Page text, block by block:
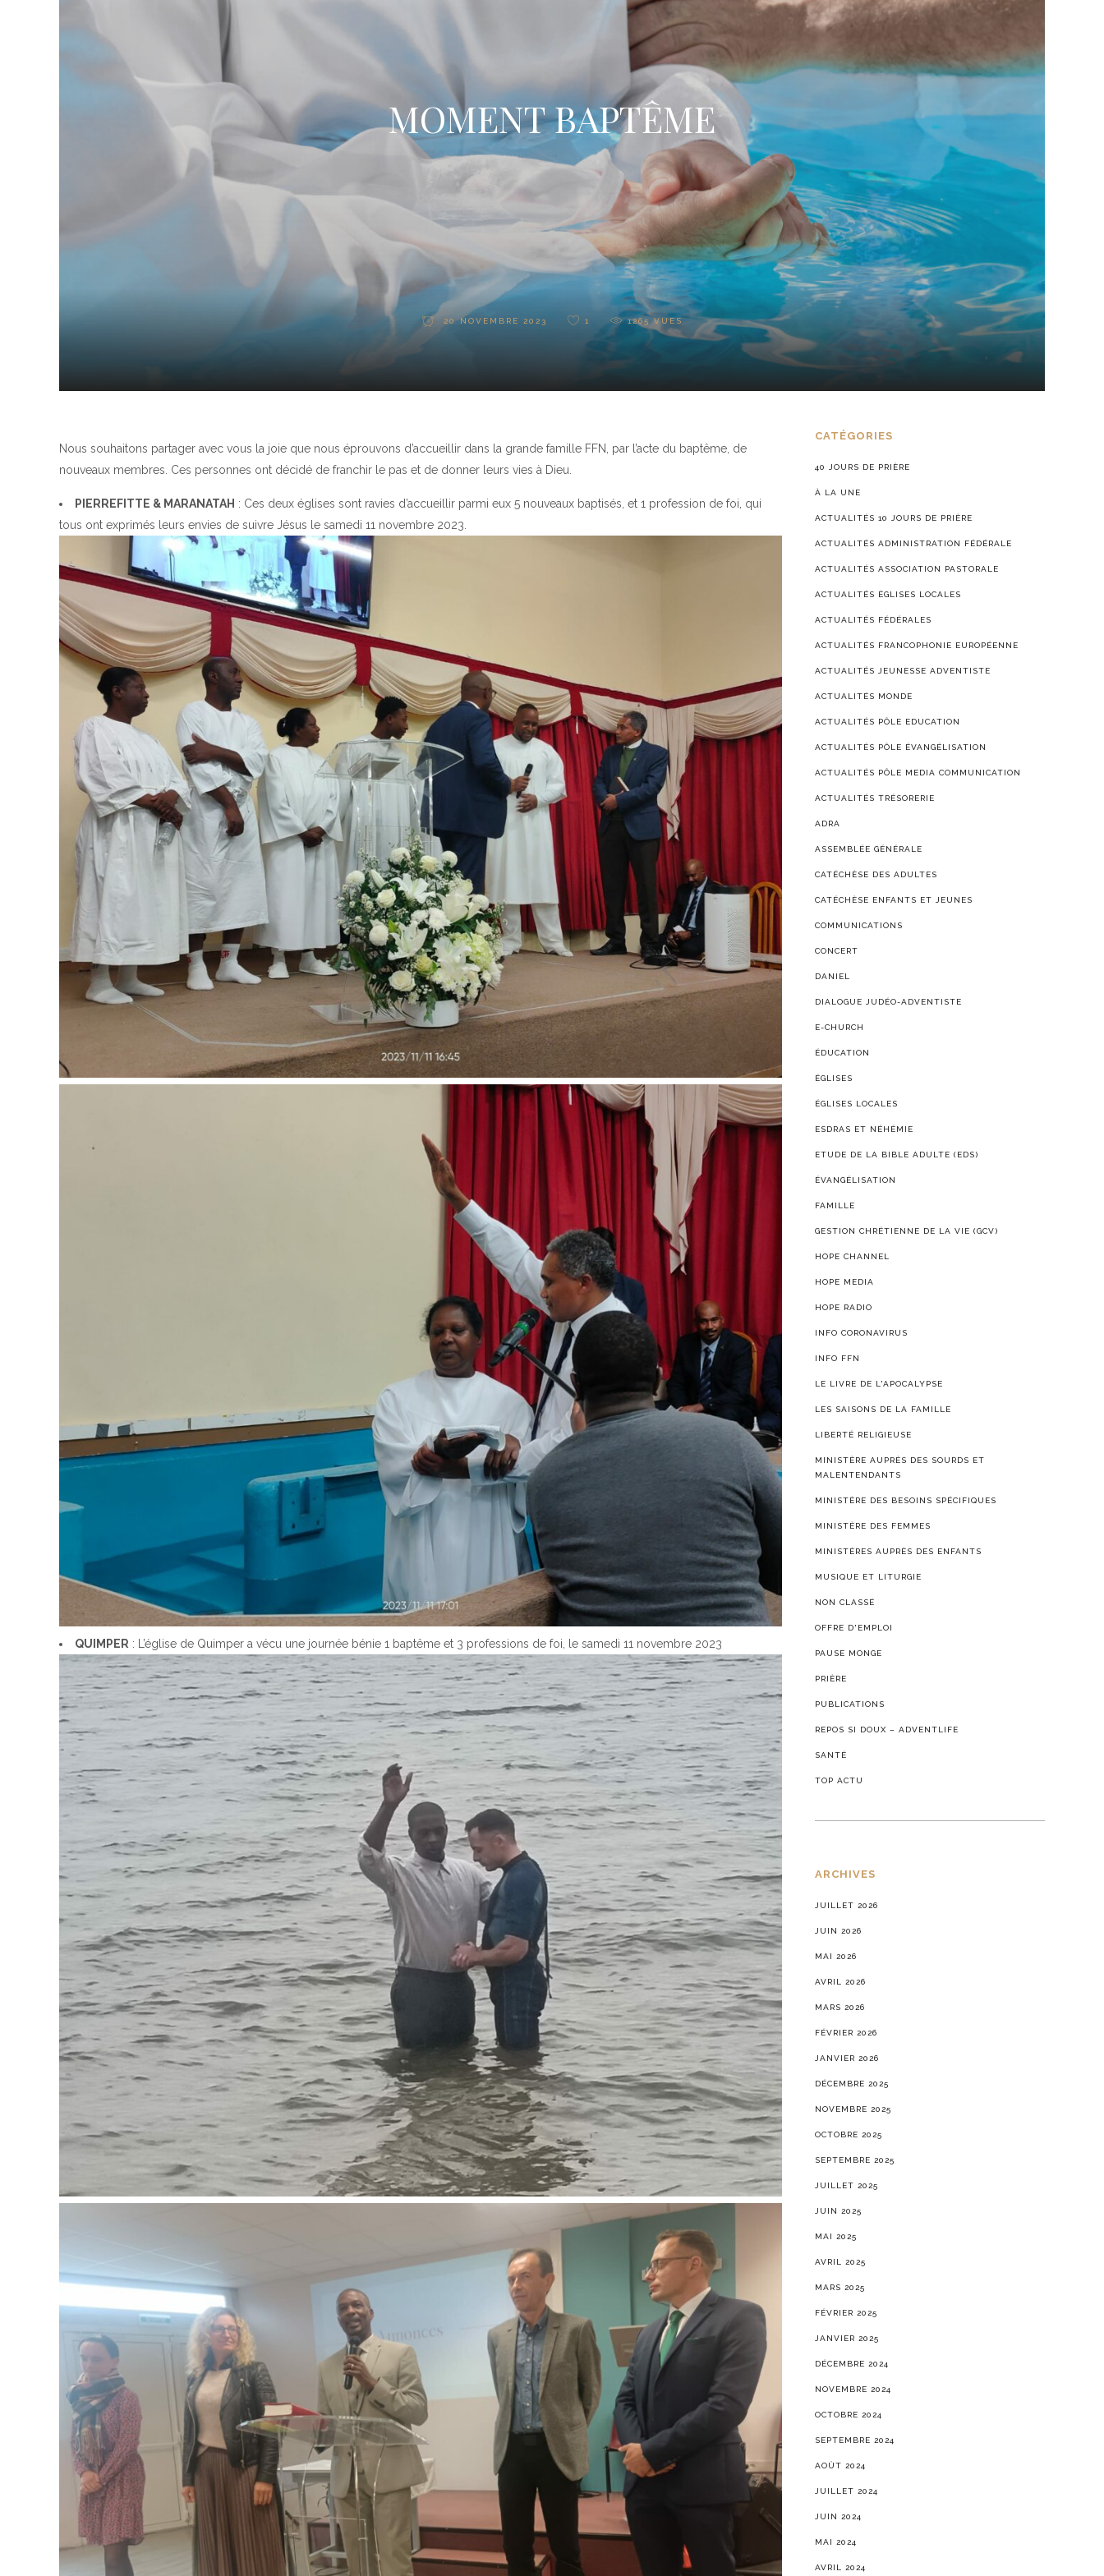
MOMENT BAPTÊME
20 NOVEMBRE 2023 1 1265 VUES
Nous souhaitons partager avec vous la joie que nous éprouvons d’accueillir dans la grande famille FFN, par l’acte du baptême, de
nouveaux membres. Ces personnes ont décidé de franchir le pas et de donner leurs vies à Dieu.
PIERREFITTE & MARANATAH : Ces deux églises sont ravies d’accueillir parmi eux 5 nouveaux baptisés, et 1 profession de foi, qui
tous ont exprimés leurs envies de suivre Jésus le samedi 11 novembre 2023.
QUIMPER : L’église de Quimper a vécu une journée bénie 1 baptême et 3 professions de foi, le samedi 11 novembre 2023
CATÉGORIES
40 JOURS DE PRIÈRE
À LA UNE
ACTUALITÉS 10 JOURS DE PRIÈRE
ACTUALITÉS ADMINISTRATION FÉDÉRALE
ACTUALITÉS ASSOCIATION PASTORALE
ACTUALITÉS ÉGLISES LOCALES
ACTUALITÉS FÉDÉRALES
ACTUALITÉS FRANCOPHONIE EUROPÉENNE
ACTUALITÉS JEUNESSE ADVENTISTE
ACTUALITÉS MONDE
ACTUALITÉS PÔLE EDUCATION
ACTUALITÉS PÔLE ÉVANGÉLISATION
ACTUALITÉS PÔLE MEDIA COMMUNICATION
ACTUALITÉS TRÉSORERIE
ADRA
ASSEMBLÉE GÉNÉRALE
CATÉCHÈSE DES ADULTES
CATÉCHÈSE ENFANTS ET JEUNES
COMMUNICATIONS
CONCERT
DANIEL
DIALOGUE JUDÉO-ADVENTISTE
E-CHURCH
ÉDUCATION
ÉGLISES
ÉGLISES LOCALES
ESDRAS ET NÉHÉMIE
ETUDE DE LA BIBLE ADULTE (EDS)
ÉVANGÉLISATION
FAMILLE
GESTION CHRÉTIENNE DE LA VIE (GCV)
HOPE CHANNEL
HOPE MEDIA
HOPE RADIO
INFO CORONAVIRUS
INFO FFN
LE LIVRE DE L'APOCALYPSE
LES SAISONS DE LA FAMILLE
LIBERTÉ RELIGIEUSE
MINISTÈRE AUPRÈS DES SOURDS ET
MALENTENDANTS
MINISTÈRE DES BESOINS SPÉCIFIQUES
MINISTÈRE DES FEMMES
MINISTÈRES AUPRÈS DES ENFANTS
MUSIQUE ET LITURGIE
NON CLASSÉ
OFFRE D'EMPLOI
PAUSE MONGE
PRIÈRE
PUBLICATIONS
REPOS SI DOUX – ADVENTLIFE
SANTÉ
TOP ACTU
ARCHIVES
JUILLET 2026
JUIN 2026
MAI 2026
AVRIL 2026
MARS 2026
FÉVRIER 2026
JANVIER 2026
DÉCEMBRE 2025
NOVEMBRE 2025
OCTOBRE 2025
SEPTEMBRE 2025
JUILLET 2025
JUIN 2025
MAI 2025
AVRIL 2025
MARS 2025
FÉVRIER 2025
JANVIER 2025
DÉCEMBRE 2024
NOVEMBRE 2024
OCTOBRE 2024
SEPTEMBRE 2024
AOÛT 2024
JUILLET 2024
JUIN 2024
MAI 2024
AVRIL 2024